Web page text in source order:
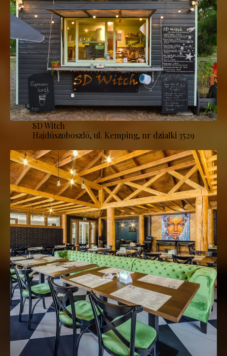
SD Witch
Hajdúszoboszló, ul. Kemping, nr działki 3529